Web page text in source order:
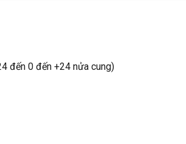
đến 0 đến +24 nửa cung)